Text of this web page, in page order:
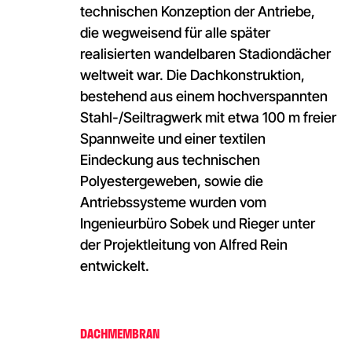
technischen Konzeption der Antriebe,
die wegweisend für alle später
realisierten wandelbaren Stadiondächer
weltweit war. Die Dachkonstruktion,
bestehend aus einem hochverspannten
Stahl-/Seiltragwerk mit etwa 100 m freier
Spannweite und einer textilen
Eindeckung aus technischen
Polyestergeweben, sowie die
Antriebssysteme wurden vom
Ingenieurbüro Sobek und Rieger unter
der Projektleitung von Alfred Rein
entwickelt.
DACHMEMBRAN